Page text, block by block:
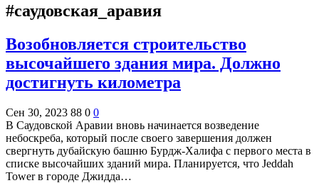
#саудовская_аравия
Возобновляется строительство
высочайшего здания мира. Должно
достигнуть километра
Сен 30, 2023 88 0 0
В Саудовской Аравии вновь начинается возведение
небоскреба, который после своего завершения должен
свергнуть дубайскую башню Бурдж-Халифа с первого места в
списке высочайших зданий мира. Планируется, что Jeddah
Tower в городе Джидда…